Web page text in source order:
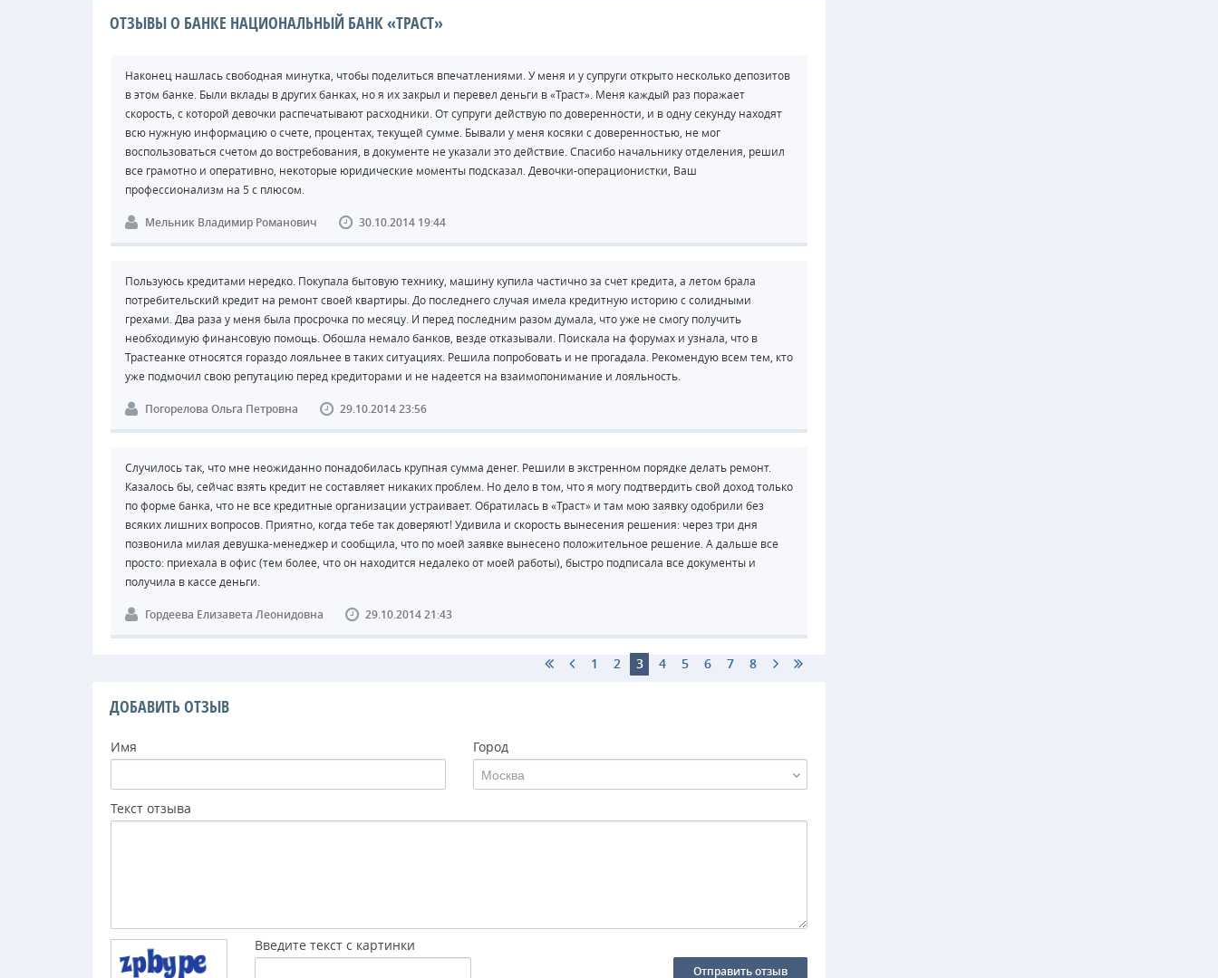
ОТЗЫВЫ О БАНКЕ НАЦИОНАЛЬНЫЙ БАНК «ТРАСТ»
Наконец нашлась свободная минутка, чтобы поделиться впечатлениями. У меня и у супруги открыто несколько депозитов
в этом банке. Были вклады в других банках, но я их закрыл и перевел деньги в «Траст». Меня каждый раз поражает
скорость, с которой девочки распечатывают расходники. От супруги действую по доверенности, и в одну секунду находят
всю нужную информацию о счете, процентах, текущей сумме. Бывали у меня косяки с доверенностью, не мог
воспользоваться счетом до востребования, в документе не указали это действие. Спасибо начальнику отделения, решил
все грамотно и оперативно, некоторые юридические моменты подсказал. Девочки-операционистки, Ваш
профессионализм на 5 с плюсом.
Мельник Владимир Романович 30.10.2014 19:44
Пользуюсь кредитами нередко. Покупала бытовую технику, машину купила частично за счет кредита, а летом брала
потребительский кредит на ремонт своей квартиры. До последнего случая имела кредитную историю с солидными
грехами. Два раза у меня была просрочка по месяцу. И перед последним разом думала, что уже не смогу получить
необходимую финансовую помощь. Обошла немало банков, везде отказывали. Поискала на форумах и узнала, что в
Трастеанке относятся гораздо лояльнее в таких ситуациях. Решила попробовать и не прогадала. Рекомендую всем тем, кто
уже подмочил свою репутацию перед кредиторами и не надеется на взаимопонимание и лояльность.
Погорелова Ольга Петровна 29.10.2014 23:56
Случилось так, что мне неожиданно понадобилась крупная сумма денег. Решили в экстренном порядке делать ремонт.
Казалось бы, сейчас взять кредит не составляет никаких проблем. Но дело в том, что я могу подтвердить свой доход только
по форме банка, что не все кредитные организации устраивает. Обратилась в «Траст» и там мою заявку одобрили без
всяких лишних вопросов. Приятно, когда тебе так доверяют! Удивила и скорость вынесения решения: через три дня
позвонила милая девушка-менеджер и сообщила, что по моей заявке вынесено положительное решение. А дальше все
просто: приехала в офис (тем более, что он находится недалеко от моей работы), быстро подписала все документы и
получила в кассе деньги.
Гордеева Елизавета Леонидовна 29.10.2014 21:43
1 2 3 4 5 6 7 8
ДОБАВИТЬ ОТЗЫВ
Имя Город
Москва
Текст отзыва
Введите текст с картинки
Отправить отзыв